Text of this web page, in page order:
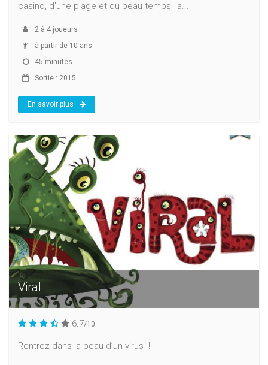
casino, d'une plage et du beau temps, la...
2 à 4 joueurs
à partir de 10 ans
45 minutes
Sortie : 2015
En savoir plus
Viral
6.7/10
Rentrez dans la peau d’un virus !